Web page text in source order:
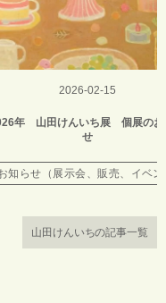
2026-02-15
年 山田けんいち展 個展のお
せ
知らせ（展示会、販売、イベ
山田けんいちの記事一覧